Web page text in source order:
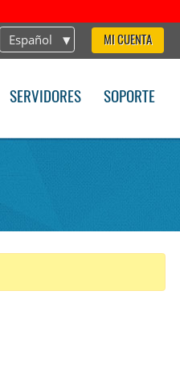
Español MI CUENTA
SERVIDORES SOPORTE